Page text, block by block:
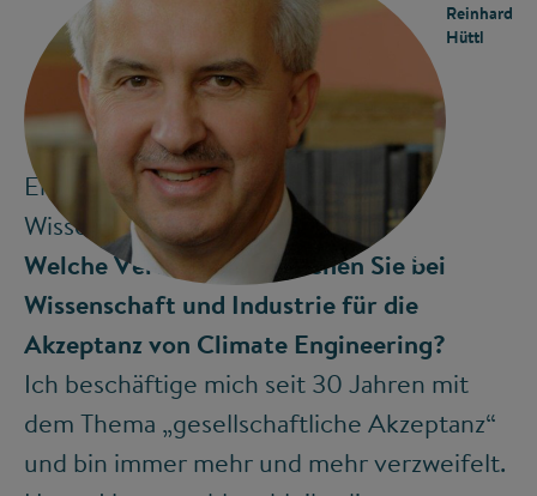
©
Reinhard
Hüttl
Eine Stiftung für
Wissenschaftsjournalismus
Welche Verantwortung sehen Sie bei
Wissenschaft und Industrie für die
Akzeptanz von Climate Engineering?
Ich beschäftige mich seit 30 Jahren mit
dem Thema „gesellschaftliche Akzeptanz“
und bin immer mehr und mehr verzweifelt.